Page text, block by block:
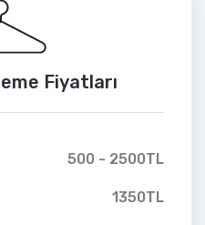
Fiyatları
500 - 2500TL
1350TL